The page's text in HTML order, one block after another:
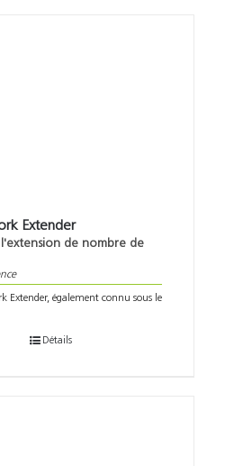
Extender
de nombre de
Extender, également connu sous le
Détails